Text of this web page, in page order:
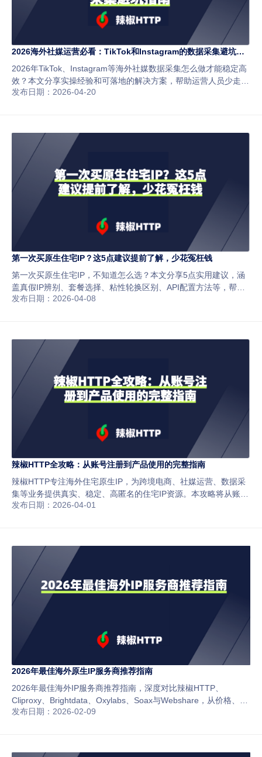
2026海外社媒运营必看：TikTok和Instagram的数据采集避坑指
南
2026年TikTok、Instagram等海外社媒数据采集怎么做才能稳定高
效？本文分享实操经验和可落地的解决方案，帮助运营人员少走弯
路。
发布日期：2026-04-20
第一次买原生住宅IP？这5点建议提前了解，少花冤枉钱
第一次买原生住宅IP，不知道怎么选？本文分享5点实用建议，涵
盖真假IP辨别、套餐选择、粘性轮换区别、API配置方法等，帮你
少走弯路，选对适合自己的产品。
发布日期：2026-04-08
辣椒HTTP全攻略：从账号注册到产品使用的完整指南
辣椒HTTP专注海外住宅原生IP，为跨境电商、社媒运营、数据采
集等业务提供真实、稳定、高匿名的住宅IP资源。本攻略将从账号
注册、套餐选择到代理配置，为您提供完整清晰的使用指南，帮助
发布日期：2026-04-01
2026年最佳海外原生IP服务商推荐指南
2026年最佳海外IP服务商推荐指南，深度对比辣椒HTTP、
Cliproxy、Brightdata、Oxylabs、Soax与Webshare，从价格、稳
定性、IP质量和适用场景等维度全面分析，帮助跨境电商、社媒运
发布日期：2026-02-09